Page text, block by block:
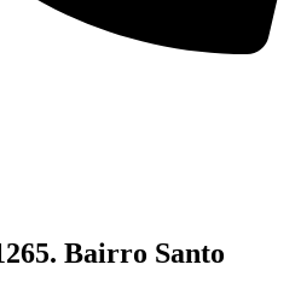
Bairro Santo